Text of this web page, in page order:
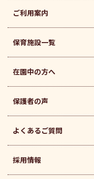
ご利用案内
保育施設一覧
在園中の方へ
保護者の声
よくあるご質問
採用情報